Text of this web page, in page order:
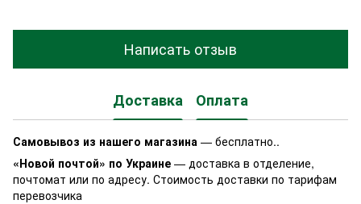
Написать отзыв
Доставка Оплата
Самовывоз из нашего магазина — бесплатно..
«Новой почтой» по Украине — доставка в отделение,
почтомат или по адресу. Стоимость доставки по тарифам
перевозчика